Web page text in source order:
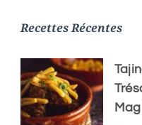
Recettes Récentes